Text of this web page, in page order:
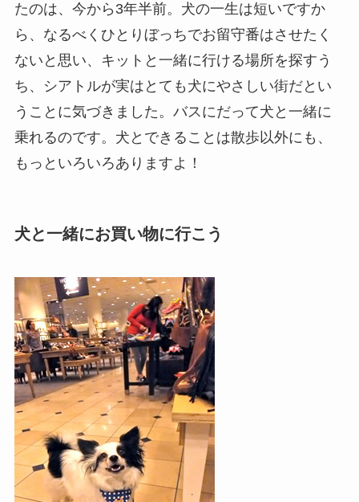
たのは、今から3年半前。犬の一生は短いですか
ら、なるべくひとりぼっちでお留守番はさせたく
ないと思い、キットと一緒に行ける場所を探すう
ち、シアトルが実はとても犬にやさしい街だとい
うことに気づきました。バスにだって犬と一緒に
乗れるのです。犬とできることは散歩以外にも、
もっといろいろありますよ！
犬と一緒にお買い物に行こう